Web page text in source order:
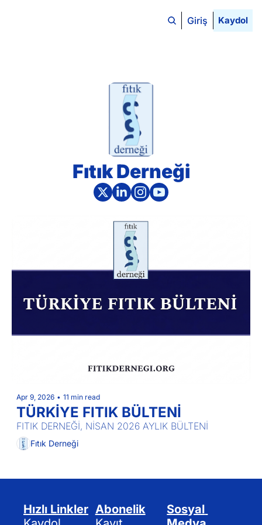
Giriş Kaydol
Fıtık Derneği
Apr 9, 2026 • 11 min read
TÜRKİYE FITIK BÜLTENİ
FITIK DERNEĞİ, NİSAN 2026 AYLIK BÜLTENİ
Fıtık Derneği
Hızlı Linkler Abonelik
Sosyal